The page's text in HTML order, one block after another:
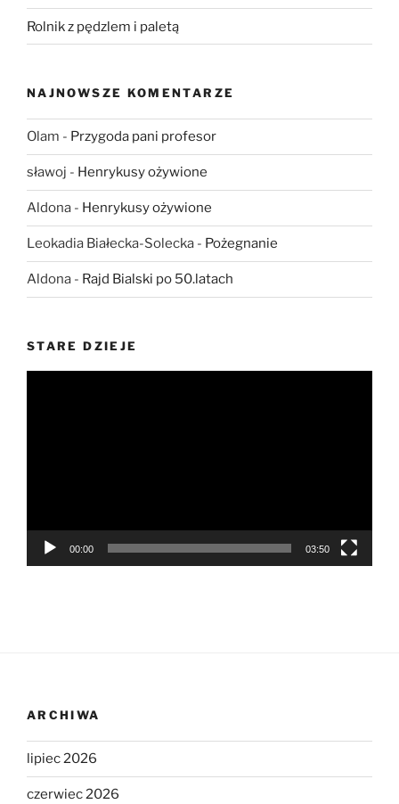
Rolnik z pędzlem i paletą
NAJNOWSZE KOMENTARZE
Olam - Przygoda pani profesor
sławoj - Henrykusy ożywione
Aldona - Henrykusy ożywione
Leokadia Białecka-Solecka - Pożegnanie
Aldona - Rajd Bialski po 50.latach
STARE DZIEJE
00:00 03:50
ARCHIWA
lipiec 2026
czerwiec 2026